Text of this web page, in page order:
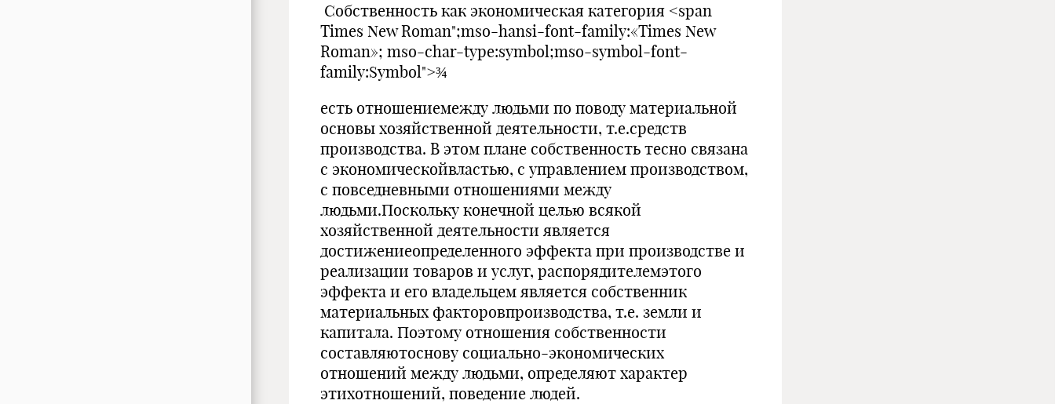
Собственность как экономическая категория <span
Times New Roman";mso-hansi-font-family:«Times New
Roman»; mso-char-type:symbol;mso-symbol-font-
family:Symbol">¾
есть отношениемежду людьми по поводу материальной
основы хозяйственной деятельности, т.е.средств
производства. В этом плане собственность тесно связана
с экономическойвластью, с управлением производством,
с повседневными отношениями между
людьми.Поскольку конечной целью всякой
хозяйственной деятельности является
достижениеопределенного эффекта при производстве и
реализации товаров и услуг, распорядителемэтого
эффекта и его владельцем является собственник
материальных факторовпроизводства, т.е. земли и
капитала. Поэтому отношения собственности
составляютоснову социально-экономических
отношений между людьми, определяют характер
этихотношений, поведение людей.